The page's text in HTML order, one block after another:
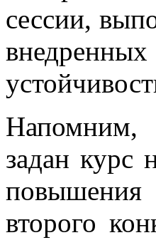
сессии,
Напомним,
задан курс
второго